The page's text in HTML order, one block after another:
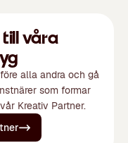
våra
alla andra och gå
som formar
Kreativ Partner.